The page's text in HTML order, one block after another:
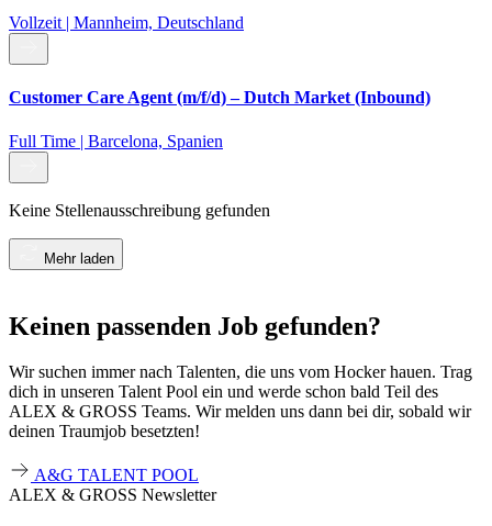
Vollzeit | Mannheim, Deutschland
Customer Care Agent (m/f/d) – Dutch Market (Inbound)
Full Time | Barcelona, Spanien
Keine Stellenausschreibung gefunden
Mehr laden
Keinen passenden Job gefunden?
Wir suchen immer nach Talenten, die uns vom Hocker hauen. Trag
dich in unseren Talent Pool ein und werde schon bald Teil des
ALEX & GROSS Teams. Wir melden uns dann bei dir, sobald wir
deinen Traumjob besetzten!
A&G TALENT POOL
ALEX & GROSS Newsletter